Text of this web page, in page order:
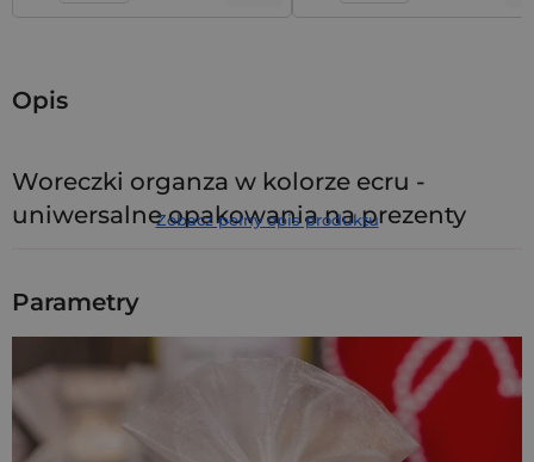
Opis
Woreczki organza w kolorze ecru -
uniwersalne opakowania na prezenty
i codziennych. Dzięki swojej prostocie i neutralności
stanowią uniwersalne opakowanie do prezentów, drobnych
Dlaczego warto wybrać woreczki z
organzy 15 x 20 cm ecru?
Zobacz pełny opis produktu
Parametry